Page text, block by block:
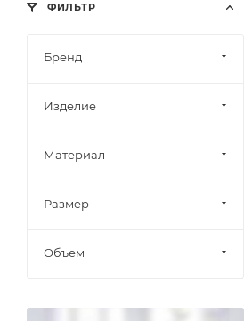
ФИЛЬТР
Бренд
Изделие
Материал
Размер
Объем